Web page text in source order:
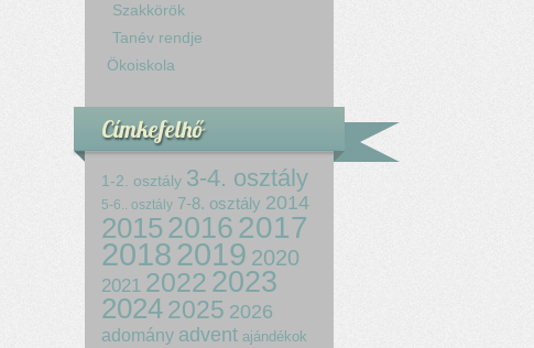
Szakkörök
Tanév rendje
Ökoiskola
Címkefelhő
1-2. osztály 3-4. osztály
5-6.. osztály 7-8. osztály 2014
2015 2016 2017
20182019 2020
2021 2022 2023
20242025 2026
adomány advent ajándékok